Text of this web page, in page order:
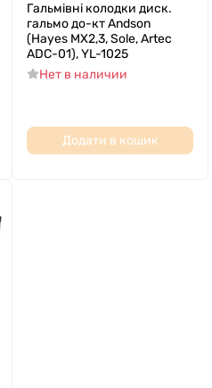
Гальмівні колодки диск.
гальмо до-кт Andson
(Hayes MX2,3, Sole, Artec
ADC-01), YL-1025
Нет в наличии
Додати в кошик